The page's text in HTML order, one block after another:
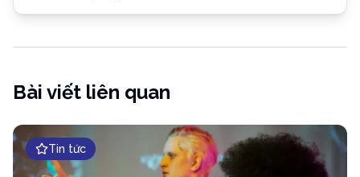
Bài viết liên quan
Tin tức